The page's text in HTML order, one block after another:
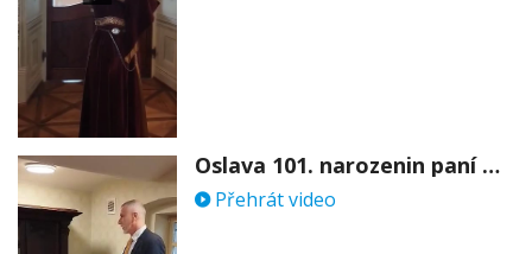
Oslava 101. narozenin paní Věry Skořepové
Přehrát video